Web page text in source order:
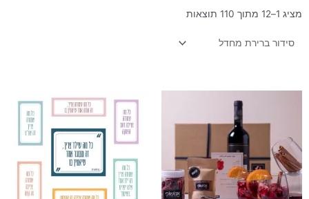
מציג 1–12 מתוך 110 תוצאות